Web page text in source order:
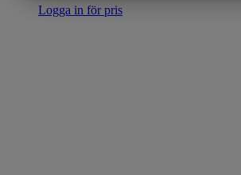
Logga in för pris